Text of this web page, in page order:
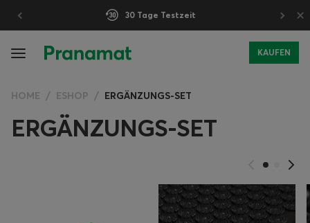
30 Tage Testzeit ×
KAUFEN
HOME ESHOP ERGÄNZUNGS-SET
ERGÄNZUNGS-SET